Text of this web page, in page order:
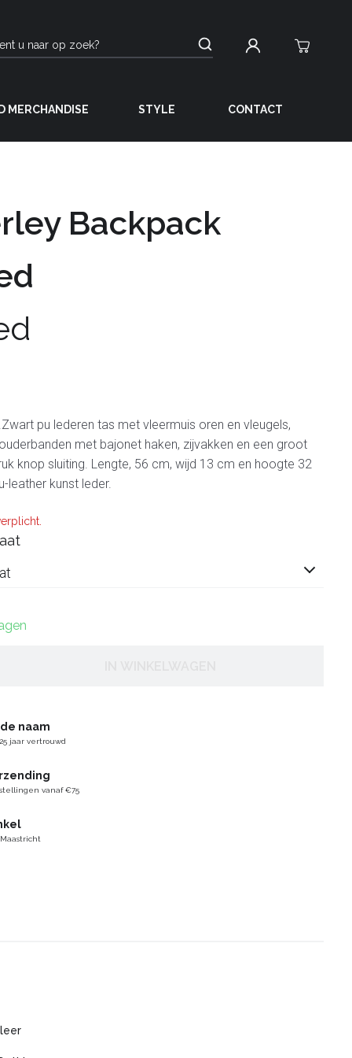
MERCHANDISE STYLE CONTACT
Backpack
pu lederen tas met vleermuis oren en vleugels,
met bajonet haken, zijvakken en een groot
knop sluiting. Lengte, 56 cm, wijd 13 cm en hoogte 32
leather kunst leder.
naam
jaar vertrouwd
vanaf €75